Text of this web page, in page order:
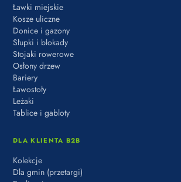
Ławki miejskie
Kosze uliczne
Donice i gazony
Słupki i blokady
Stojaki rowerowe
Osłony drzew
Bariery
Ławostoły
Leżaki
Tablice i gabloty
DLA KLIENTA B2B
Kolekcje
Dla gmin (przetargi)